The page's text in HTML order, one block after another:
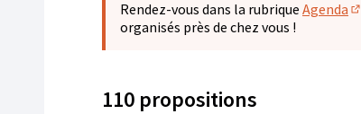
Rendez-vous dans la rubrique Agenda
organisés près de chez vous !
110 propositions